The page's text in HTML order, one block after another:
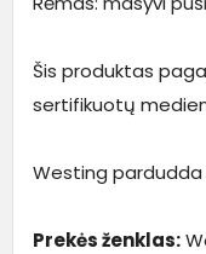
Šis produktas
sertifikuotų
Westing pardudda
Prekės ženklas: